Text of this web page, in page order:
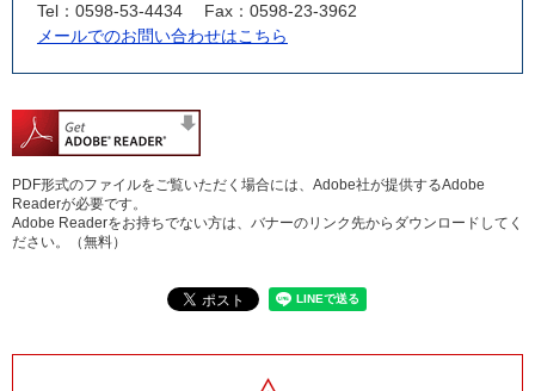
Tel：0598-53-4434
Fax：0598-23-3962
メールでのお問い合わせはこちら
PDF形式のファイルをご覧いただく場合には、Adobe社が提供するAdobe
Readerが必要です。
Adobe Readerをお持ちでない方は、バナーのリンク先からダウンロードしてく
ださい。（無料）